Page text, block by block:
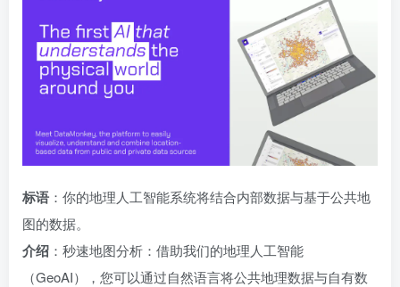
标语 ：你的地理人工智能系统将结合内部数据与基于公共地
图的数据。
介绍 ：秒速地图分析：借助我们的地理人工智能
（GeoAI），您可以通过自然语言将公共地理数据与自有数